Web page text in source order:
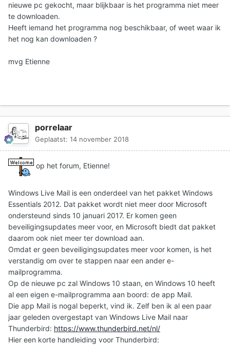
nieuwe pc gekocht, maar blijkbaar is het programma niet meer
te downloaden.
Heeft iemand het programma nog beschikbaar, of weet waar ik
het nog kan downloaden ?
mvg Etienne
porrelaar
Geplaatst: 14 november 2018
op het forum, Etienne!
Windows Live Mail is een onderdeel van het pakket Windows
Essentials 2012. Dat pakket wordt niet meer door Microsoft
ondersteund sinds 10 januari 2017. Er komen geen
beveiligingsupdates meer voor, en Microsoft biedt dat pakket
daarom ook niet meer ter download aan.
Omdat er geen beveiligingsupdates meer voor komen, is het
verstandig om over te stappen naar een ander e-
mailprogramma.
Op de nieuwe pc zal Windows 10 staan, en Windows 10 heeft
al een eigen e-mailprogramma aan boord: de app Mail.
Die app Mail is nogal beperkt, vind ik. Zelf ben ik al een paar
jaar geleden overgestapt van Windows Live Mail naar
Thunderbird: https://www.thunderbird.net/nl/
Hier een korte handleiding voor Thunderbird: